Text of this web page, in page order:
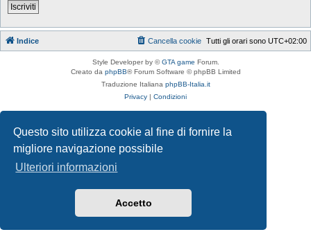
Questo sito utilizza cookie al fine di fornire la
migliore navigazione possibile
Ulteriori informazioni
Accetto
Iscriviti
Indice Tutti gli orari sono UTC+02:00
Cancella cookie
Style Developer by ©GTA game Forum.
Creato da phpBB® Forum Software © phpBB Limited
Traduzione Italiana phpBB-Italia.it
Privacy | Condizioni